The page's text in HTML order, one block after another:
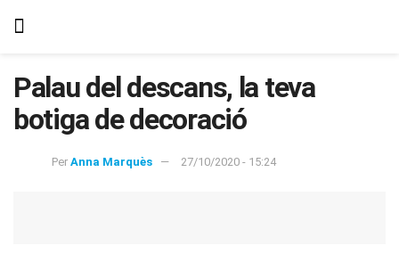
Palau del descans, la teva
botiga de decoració
Per Anna Marquès 27/10/2020 - 15:24